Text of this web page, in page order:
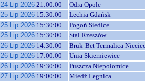
24 Lip 2026 21:00:00
Odra Opole
25 Lip 2026 15:30:00
Lechia Gdańsk
25 Lip 2026 15:30:00
Pogoń Siedlce
25 Lip 2026 15:30:00
Stal Rzeszów
26 Lip 2026 14:30:00
Bruk-Bet Termalica
26 Lip 2026 17:00:00
Unia Skierniewice
26 Lip 2026 19:30:00
Puszcza Niepołomice
27 Lip 2026 19:00:00
Miedź Legnica